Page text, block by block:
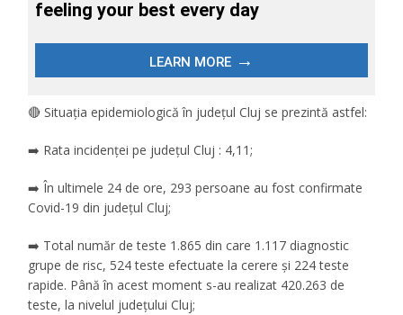
🔴 Situația epidemiologică în județul Cluj se prezintă astfel:
➡️ Rata incidenţei pe judeţul Cluj : 4,11;
➡️ În ultimele 24 de ore, 293 persoane au fost confirmate
Covid-19 din județul Cluj;
➡️ Total număr de teste 1.865 din care 1.117 diagnostic
grupe de risc, 524 teste efectuate la cerere și 224 teste
rapide. Până în acest moment s-au realizat 420.263 de
teste, la nivelul județului Cluj;